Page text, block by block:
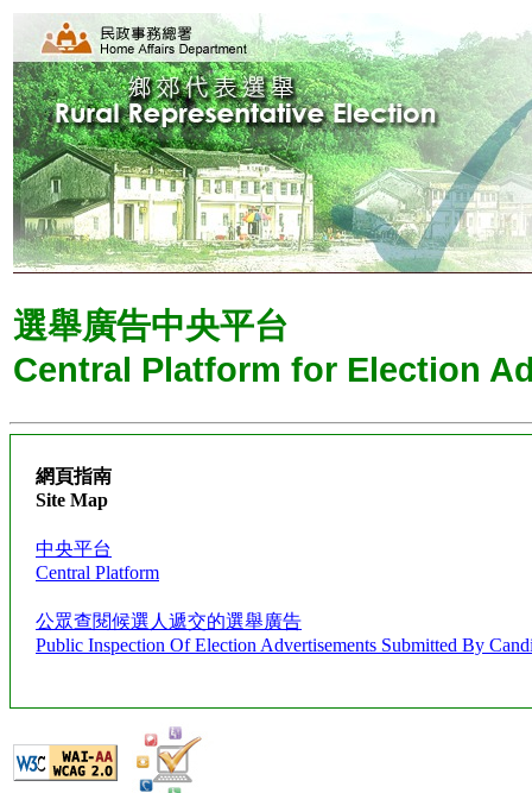
選舉廣告中央平台
Central Platform for Election
網頁指南
Site Map
中央平台
Central Platform
公眾查閱候選人遞交的選舉廣告
Public Inspection Of Election Advertisements Submitted By